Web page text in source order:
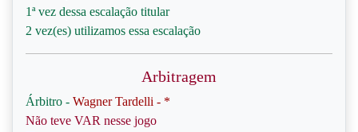
1ª vez dessa escalação titular
2 vez(es) utilizamos essa escalação
Arbitragem
Árbitro - Wagner Tardelli - *
Não teve VAR nesse jogo